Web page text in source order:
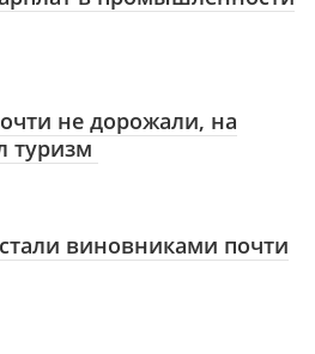
не дорожали, на
туризм
виновниками почти